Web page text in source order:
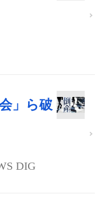
」ら破
DIG